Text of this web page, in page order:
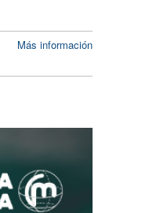
Más información